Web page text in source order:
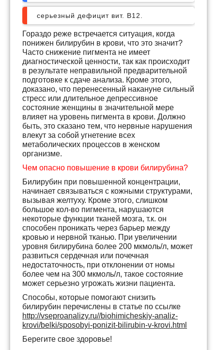
серьезный дефицит вит. В12.
Гораздо реже встречается ситуация, когда
понижен билирубин в крови, что это значит?
Часто снижение пигмента не имеет
диагностической ценности, так как происходит
в результате неправильной предварительной
подготовке к сдаче анализа. Кроме этого,
доказано, что перенесенный накануне сильный
стресс или длительное депрессивное
состояние женщины в значительной мере
влияет на уровень пигмента в крови. Должно
быть, это сказано тем, что нервные нарушения
влекут за собой угнетение всех
метаболических процессов в женском
организме.
Чем опасно повышение в крови билирубина?
Билирубин при повышенной концентрации,
начинает связываться с кожными структурами,
вызывая желтуху. Кроме этого, слишком
большое кол-во пигмента, нарушаются
некоторые функции тканей мозга, т.к. он
способен проникать через барьер между
кровью и нервной тканью. При увеличении
уровня билирубина более 200 мкмоль/л, может
развиться сердечная или почечная
недостаточность, при отклонении от номы
более чем на 300 мкмоль/л, такое состояние
может серьезно угрожать жизни пациента.
Способы, которые помогают снизить
билирубин перечислены в статье по ссылке
http://vseproanalizy.ru//biohimicheskiy-analiz-
krovi/belki/sposobyi-ponizit-bilirubin-v-krovi.html
Берегите свое здоровье!